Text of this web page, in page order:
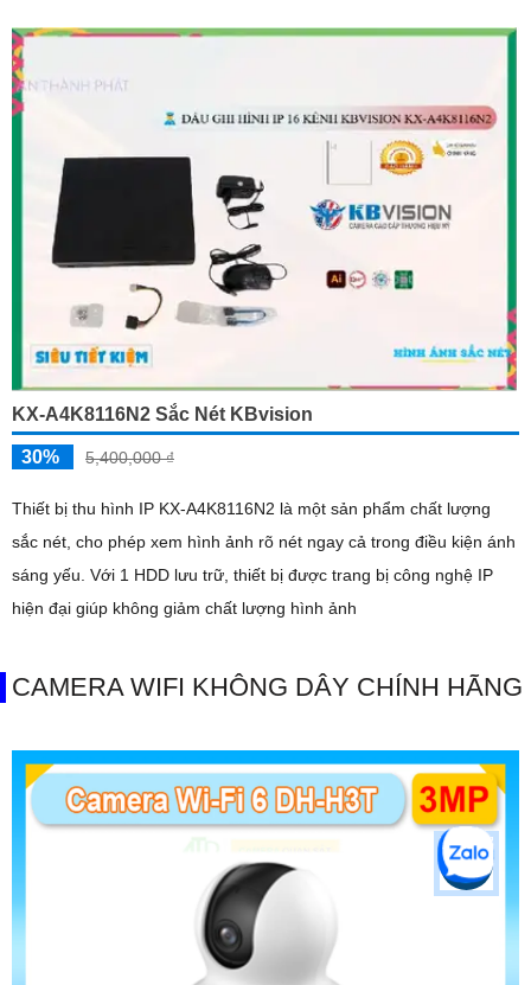
KX-A4K8116N2 Sắc Nét KBvision
30% 5,400,000 ₫
Thiết bị thu hình IP KX-A4K8116N2 là một sản phẩm chất lượng
sắc nét, cho phép xem hình ảnh rõ nét ngay cả trong điều kiện ánh
sáng yếu. Với 1 HDD lưu trữ, thiết bị được trang bị công nghệ IP
hiện đại giúp không giảm chất lượng hình ảnh
CAMERA WIFI KHÔNG DÂY CHÍNH HÃNG